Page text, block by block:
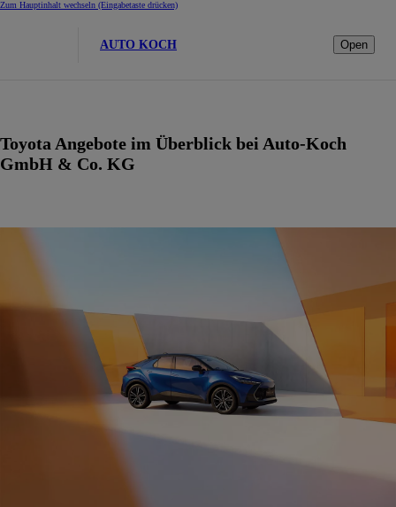
Zum Hauptinhalt wechseln (Eingabetaste drücken)
AUTO KOCH Open
Toyota Angebote im Überblick bei Auto-Koch
GmbH & Co. KG